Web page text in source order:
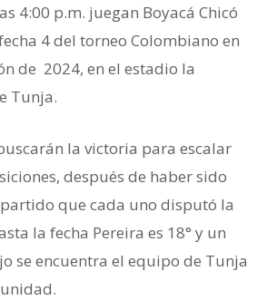
4:00 p.m. juegan Boyacá Chicó
4 del torneo Colombiano en
de 2024, en el estadio la
Tunja.
la victoria para escalar
después de haber sido
que cada uno disputó la
la fecha Pereira es 18° y un
se encuentra el equipo de Tunja